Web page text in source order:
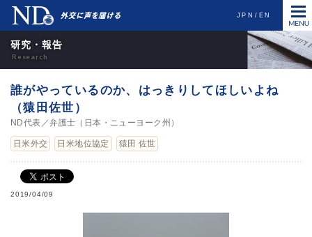
JPN EN
研究・報告
誰がやっているのか、はっきりしてほしいよね
（猿田佐世）
ND代表／弁護士（日本・ニューヨーク州）
日米外交 日米地位協定 猿田 佐世
2019/04/09